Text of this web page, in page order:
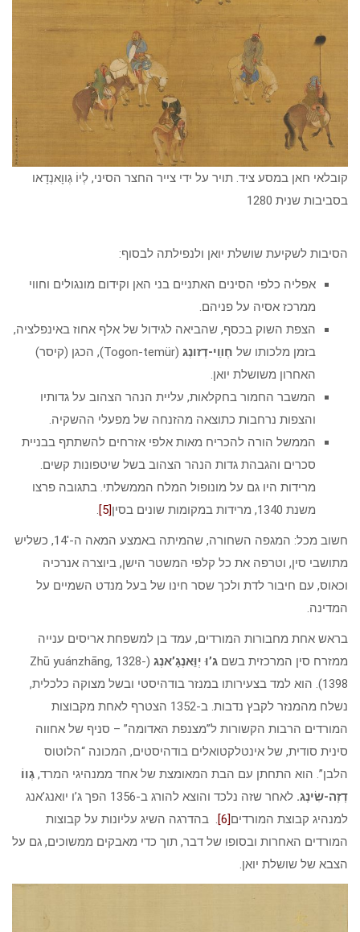
קובלאי חאן במסע ציד. תויר על ידי צייר החצר הסיני, לְיוֹ גְווָאנְדָאו
בסביבות שנית 1280
הסיבות לשקיעת שושלת יואן ולנפילתה לבסוף:
אפליה כלפי הסינים האתניים בני האן וקידום מונגולים וחווי
ממרכז אסיה על פניהם.
הצפת השוק בכסף, שהביאה לגידול של אלף אחוז באינפלציה,
בזמן מלכותו של חְװֵי-דְזונְג
(Togon-temür), הכגן (קיסר)
האחרון משושלת יואן.
המשבר החמור בחקלאות, עליית הנהר הצהוב על גדותיו
והצפות נרחבות כתוצאה מהזנחה של מפעלי ההשקיה.
הממשל הורה להכריח מאות אלפי אזרחים להשתתף בבניית
סכרים והגבהת גדות הנהר הצהוב בשל שיטפונות קשים.
מרידות היו גם על מונופול המלח הממשלתי. בתגובה פרצו
משנת 1340, מרידות במקומות שונים בסין
[5]
.
חשוב מכל: המגפה השחורה, שהמיתה באמצע המאה ה-14′, כשליש
מתושבי סין, וטרפה את כל קלפי המשטר הישן, ביוצרה אנרכיה
וכאוס, עם חיבור לדת ולכך שסר חינו של בעל מנדט השמיים על
המדינה.
בראש אחת מחבורות המורדים, עמד בן למשפחת אריסים ענייה
ממזרח סין המרכזית בשם ג’וּ יְוֵּאנְגָ’אנְג (Zhū yuánzhāng, 1328-
1398). הוא למד בצעירותו במנזר בודהיסטי ובשל מצוקה כלכלית,
נשלח מהמנזר לקבץ נדבות. ב-1352 הצטרף לאחת מקבוצות
המורדים הרבות הקשורות ל”מצנפת האדומה” – סניף של אחווה
סינית סודית, של אינטלקטואלים בודהיסטים, המכונה “הלוטוס
הלבן”. הוא התחתן עם הבת המאומצת של אחד ממנהיגי המרד, גְווֹ
דְזְה-שִׂינְג.
לאחר שזה נלכד והוצא להורג ב-1356 הפך ג’ו יואנג’אנג
למנהיג קבוצת המורדים[6]
. בהדרגה השיג עליונות על קבוצות
המורדים האחרות ובסופו של דבר, תוך כדי מאבקים ממשוכים, גם על
הצבא של שושלת יואן.